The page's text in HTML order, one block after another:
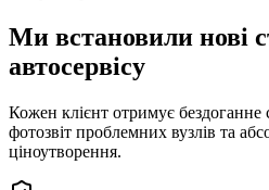
Ми встановили нові
автосервісу
Кожен клієнт отримує бездоганне
фотозвіт проблемних вузлів та
ціноутворення.